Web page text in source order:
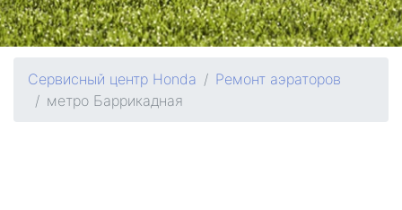
Сервисный центр Honda
Ремонт аэраторов
метро Баррикадная